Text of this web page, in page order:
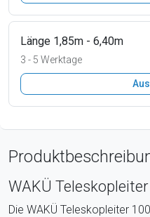
Länge 1,85m - 6,40m
3 - 5 Werktage
WAKÜ
Die WAKÜ Teleskopleiter